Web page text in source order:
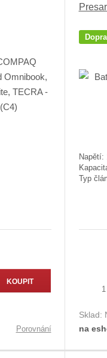
KOUPIT
Porovnání
Napětí:
Typ
Sklad:
na